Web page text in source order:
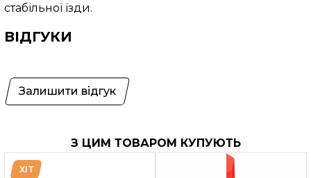
стабільної їзди.
ВІДГУКИ
Залишити відгук
З ЦИМ ТОВАРОМ КУПУЮТЬ
ХІТ